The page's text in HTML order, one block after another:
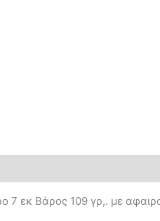
7 εκ Βάρος 109 γρ,. με